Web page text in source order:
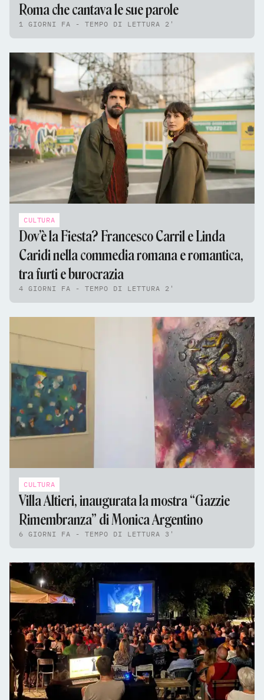
Roma che cantava le sue parole
1 GIORNI FA - TEMPO DI LETTURA 2'
CULTURA
Dov’è la Fiesta? Francesco Carril e Linda
Caridi nella commedia romana e romantica,
tra furti e burocrazia
4 GIORNI FA - TEMPO DI LETTURA 2'
CULTURA
Villa Altieri, inaugurata la mostra “Gazzie
Rimembranza” di Monica Argentino
6 GIORNI FA - TEMPO DI LETTURA 3'